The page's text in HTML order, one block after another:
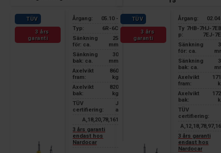
TÜV
3 års
garanti
Årgang:
05.10 -
Typ:
6R-6C
Sänkning
för: ca.
25
mm
Sänkning
bak: ca.
30
mm
Axelvikt
fram:
860
kg
Axelvikt
bak:
820
kg
TÜV
certifiering:
J
a
A,18,20,78,161
3 års garanti
endast hos
Nardocar
TÜV
3 års
garanti
Årgang:
Ty
p:
7HB-7HJ-
7EJ-
Sänkning
för: ca.
Sänkning
bak: ca.
Axelvikt
fram:
Axelvikt
bak:
TÜV
certifiering:
3 års garanti
endast hos
Nardocar